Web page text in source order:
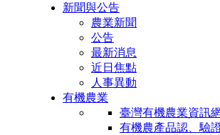
新聞與公告
農業新聞
公告
最新消息
近日焦點
人事異動
有機農業
臺灣有機農業資訊網
有機農產品認、驗